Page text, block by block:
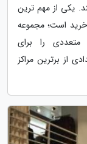
یکی از مهم ترین
خرید است؛ مجموعه
متعددی را برای
از برترین مراکز